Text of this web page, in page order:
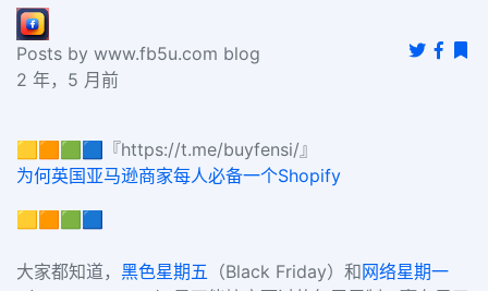
Posts by www.fb5u.com blog
2 年，5 月前
🟨🟧🟩🟦『https://t.me/buyfensi/』
为何英国亚马逊商家每人必备一个Shopify
🟨🟧🟩🟦
大家都知道， 黑色星期五 （Black Friday）和网络星期一